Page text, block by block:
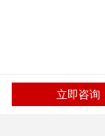
立即咨询